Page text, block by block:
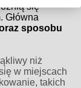
się
Główna
sposobu
niż
w miejscach
takich